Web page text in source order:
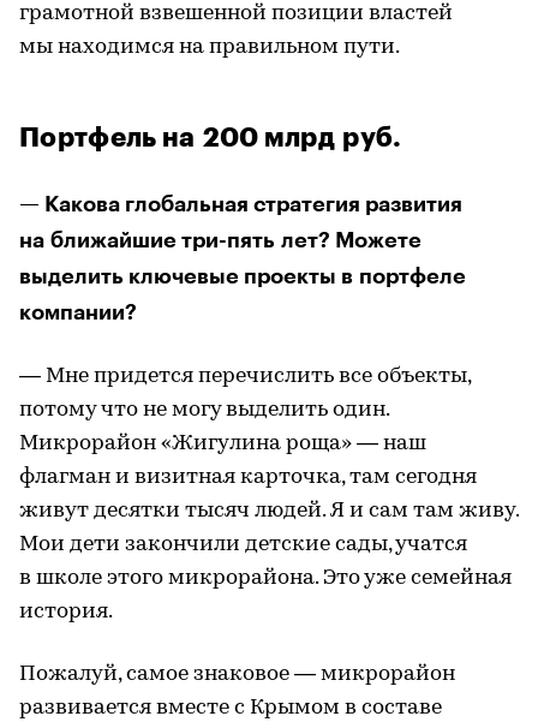
грамотной взвешенной позиции властей
мы находимся на правильном пути.
Портфель на 200 млрд руб.
— Какова глобальная стратегия развития
на ближайшие три-пять лет? Можете
выделить ключевые проекты в портфеле
компании?
— Мне придется перечислить все объекты,
потому что не могу выделить один.
Микрорайон «Жигулина роща» — наш
флагман и визитная карточка, там сегодня
живут десятки тысяч людей. Я и сам там живу.
Мои дети закончили детские сады, учатся
в школе этого микрорайона. Это уже семейная
история.
Пожалуй, самое знаковое — микрорайон
развивается вместе с Крымом в составе